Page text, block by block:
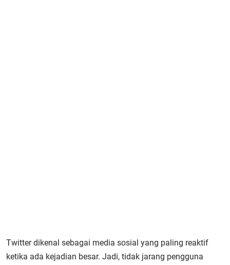
Twitter dikenal sebagai media sosial yang paling reaktif
ketika ada kejadian besar. Jadi, tidak jarang pengguna